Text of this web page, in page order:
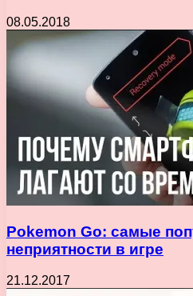
08.05.2018
Pokemon Go: самые
неприятности в игре
21.12.2017